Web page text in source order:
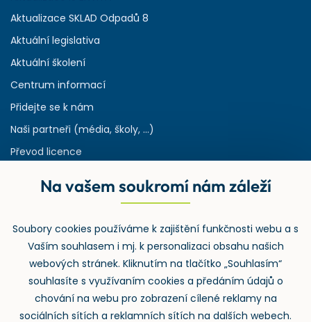
Aktualizace SKLAD Odpadů 8
Aktuální legislativa
Aktuální školení
Centrum informací
Přidejte se k nám
Naši partneři (média, školy, ...)
Převod licence
Rejstřík používaných zkratek v odpadech
Zpětný odběr
Na vašem soukromí nám záleží
Soubory cookies používáme k zajištění funkčnosti webu a s
Vaším souhlasem i mj. k personalizaci obsahu našich
webových stránek. Kliknutím na tlačítko „Souhlasím“
souhlasíte s využívaním cookies a předáním údajů o
chování na webu pro zobrazení cílené reklamy na
sociálních sítích a reklamních sítích na dalších webech.